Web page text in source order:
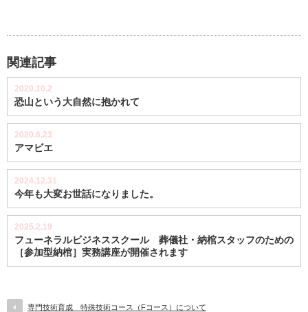
関連記事
2020.10.2
恐山という大自然に抱かれて
2020.6.23
アマビエ
2024.12.31
今年も大変お世話になりました。
2025.2.19
フューネラルビジネススクール 葬儀社・納棺スタッフのための
［参加型納棺］実務講座が開催されます
専門技術育成 特殊技術コース（Fコース）について